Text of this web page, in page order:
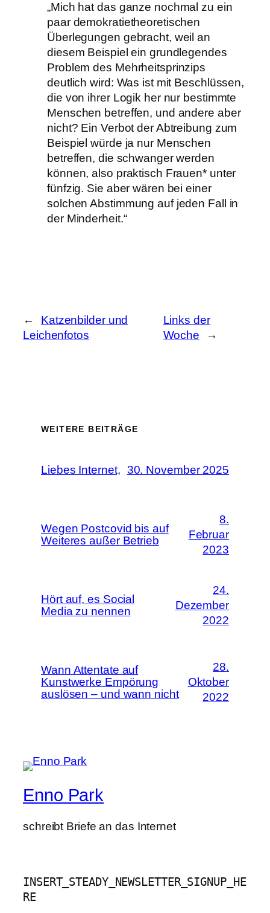
„Mich hat das ganze nochmal zu ein
paar demokratietheoretischen
Überlegungen gebracht, weil an
diesem Beispiel ein grundlegendes
Problem des Mehrheitsprinzips
deutlich wird: Was ist mit Beschlüssen,
die von ihrer Logik her nur bestimmte
Menschen betreffen, und andere aber
nicht? Ein Verbot der Abtreibung zum
Beispiel würde ja nur Menschen
betreffen, die schwanger werden
können, also praktisch Frauen* unter
fünfzig. Sie aber wären bei einer
solchen Abstimmung auf jeden Fall in
der Minderheit.“
←
Katzenbilder und
Leichenfotos
Links der
Woche
→
WEITERE BEITRÄGE
Liebes Internet, 30. November 2025
Wegen Postcovid bis auf
Weiteres außer Betrieb
8.
Februar
2023
Hört auf, es Social
Media zu nennen
24.
Dezember
2022
Wann Attentate auf
Kunstwerke Empörung
auslösen – und wann nicht
28.
Oktober
2022
Enno Park
schreibt Briefe an das Internet
INSERT_STEADY_NEWSLETTER_SIGNUP_HE
RE